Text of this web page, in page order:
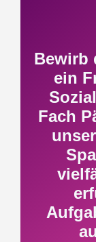
Bewirb
ein
Fach